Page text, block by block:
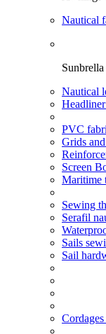
Nautical
Nautical
PVC
Grids
Screen
Maritime
Sewing
Serafil
Sails
Sail